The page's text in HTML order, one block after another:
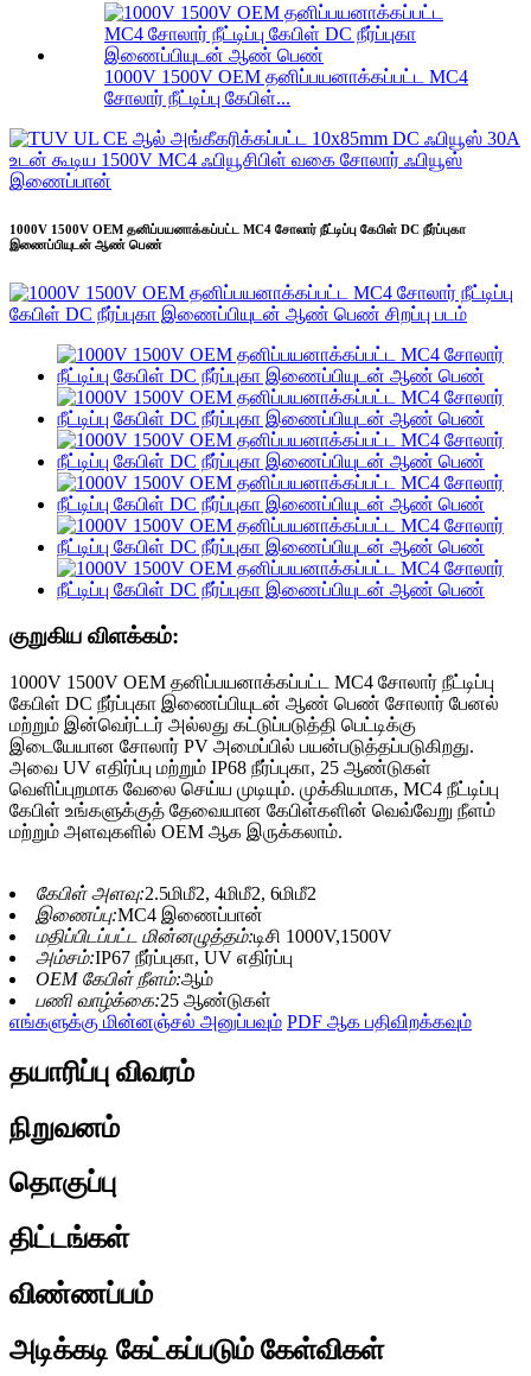
1000V 1500V OEM தனிப்பயனாக்கப்பட்ட MC4
சோலார் நீட்டிப்பு கேபிள்...
1000V 1500V OEM தனிப்பயனாக்கப்பட்ட MC4 சோலார் நீட்டிப்பு கேபிள் DC நீர்ப்புகா
இணைப்பியுடன் ஆண் பெண்
குறுகிய விளக்கம்:
1000V 1500V OEM தனிப்பயனாக்கப்பட்ட MC4 சோலார் நீட்டிப்பு
கேபிள் DC நீர்ப்புகா இணைப்பியுடன் ஆண் பெண் சோலார் பேனல்
மற்றும் இன்வெர்ட்டர் அல்லது கட்டுப்படுத்தி பெட்டிக்கு
இடையேயான சோலார் PV அமைப்பில் பயன்படுத்தப்படுகிறது.
அவை UV எதிர்ப்பு மற்றும் IP68 நீர்ப்புகா, 25 ஆண்டுகள்
வெளிப்புறமாக வேலை செய்ய முடியும். முக்கியமாக, MC4 நீட்டிப்பு
கேபிள் உங்களுக்குத் தேவையான கேபிள்களின் வெவ்வேறு நீளம்
மற்றும் அளவுகளில் OEM ஆக இருக்கலாம்.
கேபிள் அளவு:2.5மிமீ2, 4மிமீ2, 6மிமீ2
இணைப்பு:MC4 இணைப்பான்
மதிப்பிடப்பட்ட மின்னழுத்தம்:டிசி 1000V,1500V
அம்சம்:IP67 நீர்ப்புகா, UV எதிர்ப்பு
OEM கேபிள் நீளம்:ஆம்
பணி வாழ்க்கை:25 ஆண்டுகள்
எங்களுக்கு மின்னஞ்சல் அனுப்பவும் PDF ஆக பதிவிறக்கவும்
தயாரிப்பு விவரம்
நிறுவனம்
தொகுப்பு
திட்டங்கள்
விண்ணப்பம்
அடிக்கடி கேட்கப்படும் கேள்விகள்